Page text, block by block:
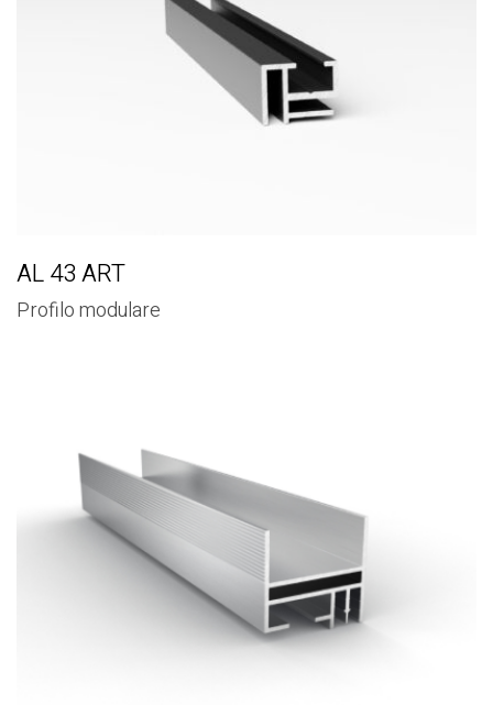
AL 43 ART
Profilo modulare